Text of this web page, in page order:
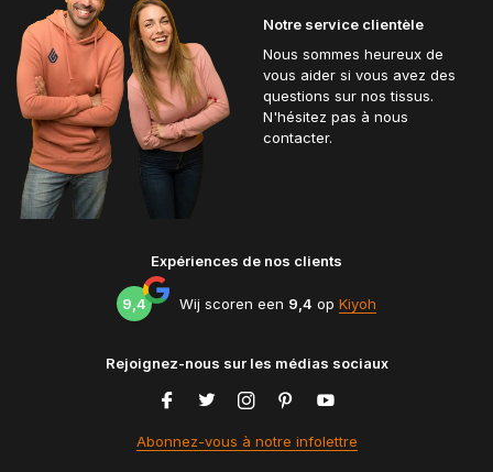
Notre service clientèle
Nous sommes heureux de
vous aider si vous avez des
questions sur nos tissus.
N'hésitez pas à nous
contacter.
Expériences de nos clients
9,4 Wij scoren een 9,4 op Kiyoh
Rejoignez-nous sur les médias sociaux
Abonnez-vous à notre infolettre